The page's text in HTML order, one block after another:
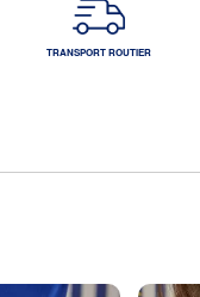
TRANSPORT ROUTIER